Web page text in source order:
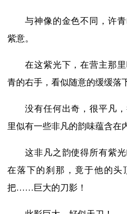
与神像的金色不同，许
紫意。
在这紫光下，在营主那
青的右手，看似随意的缓缓落
没有任何出奇，很平凡
里似有一些非凡的韵味蕴含在
这非凡之韵使得所有紫
在落下的刹那，竟于他的头
把……巨大的刀影！